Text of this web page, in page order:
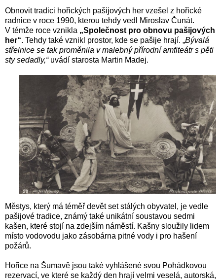
Obnovit tradici hořických pašijových her vzešel z hořické
radnice v roce 1990, kterou tehdy vedl Miroslav Čunát.
V témže roce vznikla „Společnost pro obnovu pašijových
her“. Tehdy také vznikl prostor, kde se pašije hrají. „Bývalá
střelnice se tak proměnila v malebný přírodní amfiteátr s pěti
sty sedadly,“uvádí starosta Martin Madej.
Městys, který má téměř devět set stálých obyvatel, je vedle
pašijové tradice, známý také unikátní soustavou sedmi
kašen, které stojí na zdejším náměstí. Kašny sloužily lidem
místo vodovodu jako zásobárna pitné vody i pro hašení
požárů.
Hořice na Šumavě jsou také vyhlášené svou Pohádkovou
rezervací, ve které se každý den hrají velmi veselá, autorská,